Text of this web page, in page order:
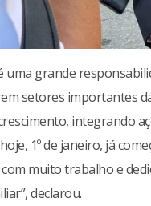
uma grande
setores importantes
integrando
1º de janeiro, já
muito trabalho e
declarou.